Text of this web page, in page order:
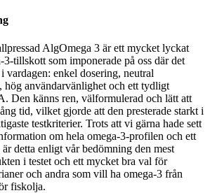
AlgOmega 3 är ett mycket lyckat
3-tillskott som imponerade på oss där det
vardagen: enkel dosering, neutral
hög användarvänlighet och ett tydligt
Den känns ren, välformulerad och lätt att
tid, vilket gjorde att den presterade starkt i
testkriterier. Trots att vi gärna hade sett
om hela omega-3-profilen och ett
detta enligt vår bedömning den mest
i testet och ett mycket bra val för
och andra som vill ha omega-3 från
fiskolja.